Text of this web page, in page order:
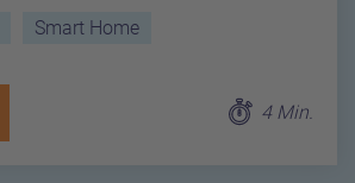
Smart Home
4 Min.